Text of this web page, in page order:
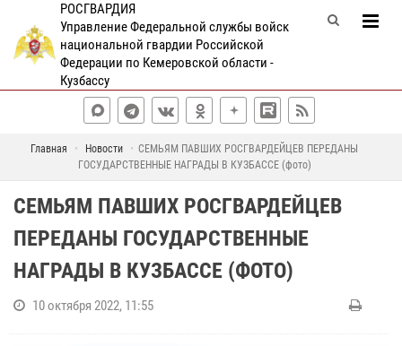
РОСГВАРДИЯ
Управление Федеральной службы войск
национальной гвардии Российской
Федерации по Кемеровской области -
Кузбассу
Главная Новости
СЕМЬЯМ ПАВШИХ РОСГВАРДЕЙЦЕВ ПЕРЕДАНЫ
ГОСУДАРСТВЕННЫЕ НАГРАДЫ В КУЗБАССЕ (фото)
СЕМЬЯМ ПАВШИХ РОСГВАРДЕЙЦЕВ
ПЕРЕДАНЫ ГОСУДАРСТВЕННЫЕ
НАГРАДЫ В КУЗБАССЕ (ФОТО)
10 октября 2022, 11:55